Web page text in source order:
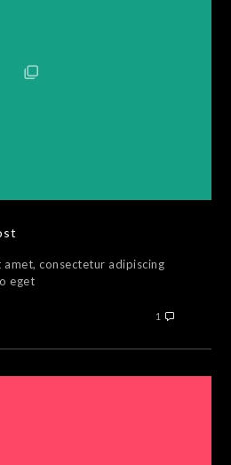
consectetur adipiscing
eget
1